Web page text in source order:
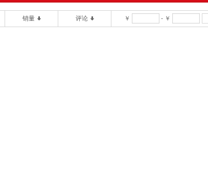
销量 评论 ￥ - ￥